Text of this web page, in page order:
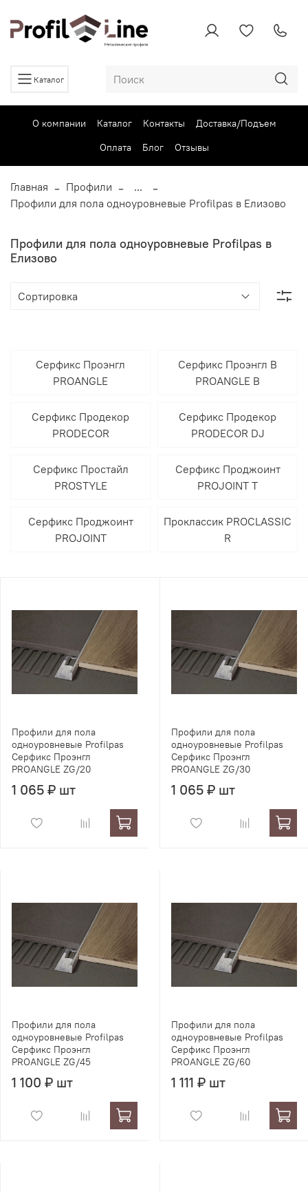
Каталог
О компании Каталог Контакты
Доставка/Подъем
Оплата
Блог Отзывы
Главная Профили
...
Профили для пола одноуровневые Profilpas в Елизово
Профили для пола одноуровневые Profilpas в
Елизово
Серфикс Проэнгл
PROANGLE
Серфикс Проэнгл В
PROANGLE B
Серфикс Продекор
PRODECOR
Серфикс Продекор
PRODECOR DJ
Серфикс Простайл
PROSTYLE
Серфикс Проджоинт
PROJOINT T
Серфикс Проджоинт
PROJOINT
Проклассик PROCLASSIC
R
Профили для пола
одноуровневые Profilpas
Серфикс Проэнгл
PROANGLE ZG/20
1 065 ₽ шт
Профили для пола
одноуровневые Profilpas
Серфикс Проэнгл
PROANGLE ZG/30
1 065 ₽ шт
Профили для пола
одноуровневые Profilpas
Серфикс Проэнгл
PROANGLE ZG/45
1 100 ₽ шт
Профили для пола
одноуровневые Profilpas
Серфикс Проэнгл
PROANGLE ZG/60
1 111 ₽ шт